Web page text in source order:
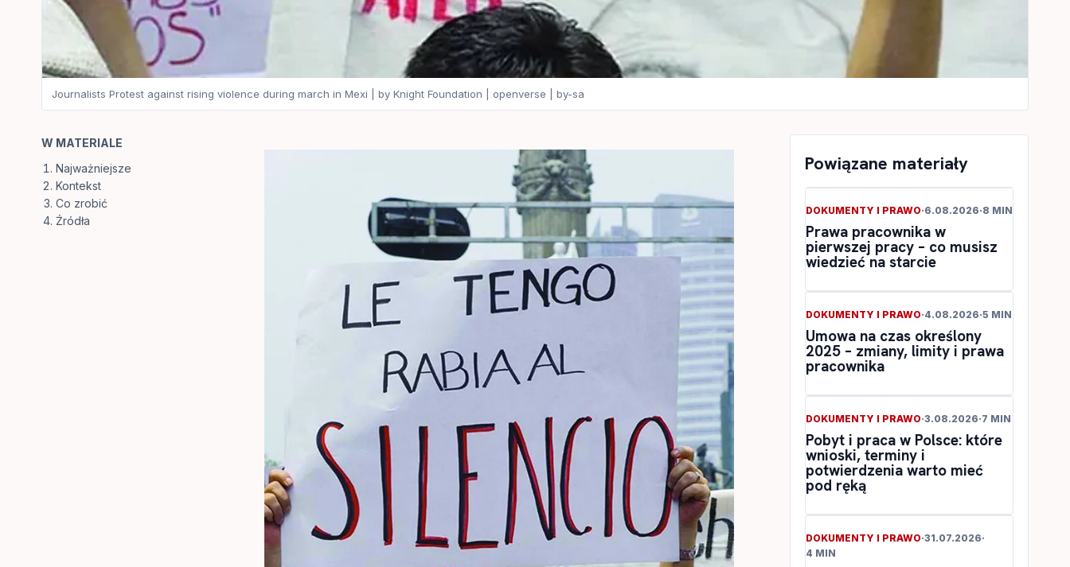
Journalists Protest against rising violence during march in Mexi | by Knight Foundation | openverse | by-sa
W MATERIALE
Najważniejsze
Kontekst
Co zrobić
Źródła
Powiązane materiały
DOKUMENTY I PRAWO·6.08.2026·8 MIN
Prawa pracownika w
pierwszej pracy – co musisz
wiedzieć na starcie
DOKUMENTY I PRAWO·4.08.2026·5 MIN
Umowa na czas określony
2025 – zmiany, limity i prawa
pracownika
DOKUMENTY I PRAWO·3.08.2026·7 MIN
Pobyt i praca w Polsce: które
wnioski, terminy i
potwierdzenia warto mieć
pod ręką
DOKUMENTY I PRAWO·31.07.2026·
4 MIN